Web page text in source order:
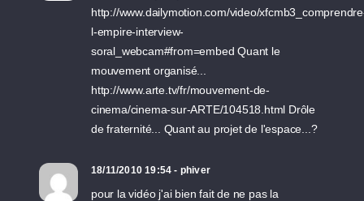
http://www.dailymotion.com/video/
l-empire-interview-
soral_webcam#from=embed Quant le
mouvement organisé...
http://www.arte.tv/fr/mouvement-de-
cinema/cinema-sur-ARTE/104518.html Drôle
de fraternité... Quant au projet de l'espace...?
18/11/2010 19:54 - phiver
pour la vidéo j'ai bien fait de ne pas la